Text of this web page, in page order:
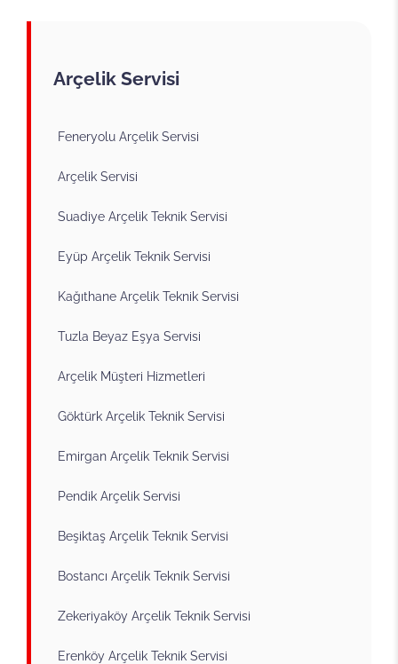
Arçelik Servisi
Feneryolu Arçelik Servisi
Arçelik Servisi
Suadiye Arçelik Teknik Servisi
Eyüp Arçelik Teknik Servisi
Kağıthane Arçelik Teknik Servisi
Tuzla Beyaz Eşya Servisi
Arçelik Müşteri Hizmetleri
Göktürk Arçelik Teknik Servisi
Emirgan Arçelik Teknik Servisi
Pendik Arçelik Servisi
Beşiktaş Arçelik Teknik Servisi
Bostancı Arçelik Teknik Servisi
Zekeriyaköy Arçelik Teknik Servisi
Erenköy Arçelik Teknik Servisi